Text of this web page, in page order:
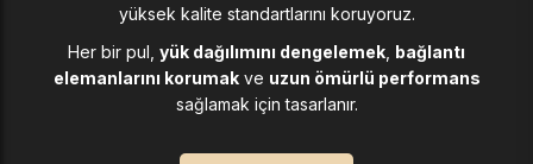
yüksek kalite standartlarını koruyoruz.
Her bir pul, yük dağılımını dengelemek bağlantı
elemanlarını korumakve uzun ömürlü performans
sağlamak için tasarlanır.